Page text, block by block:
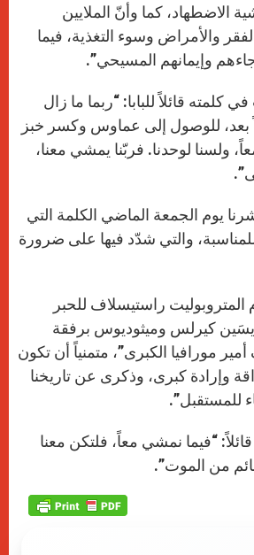
الاضطهاد، كما وأنّ الملايين
والأمراض وسوء التغذية، فيما
وإيمانهم المسيحي”.
كلمته قائلاً للبابا: “ربما ما زال
بعد، للوصول إلى عماوس وكسر خبز
ولسنا لوحدنا. فربّنا يمشي معنا،
يوم الجمعة الماضي الكلمة التي
والتي شدّد فيها على ضرورة
راستيسلاف للحبر
كيرلس وميثوديوس برفقة
مورافيا الكبرى”، متمنياً أن تكون
وإرادة كبرى، وذكرى عن تاريخنا
للمستقبل”.
“فيما نمشي معاً، فلتكن معنا
من الموت”.